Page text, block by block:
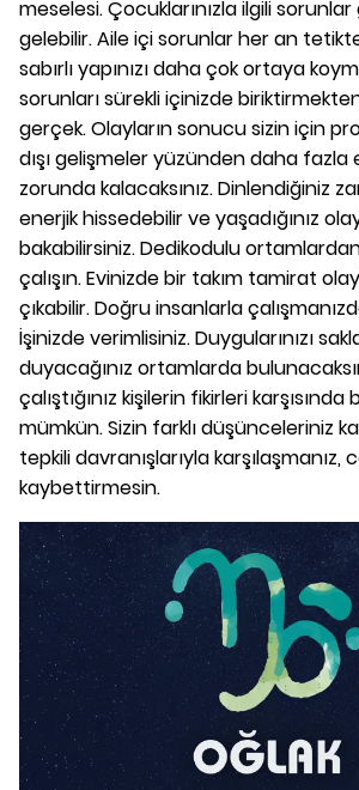
meselesi. Çocuklarınızla ilgili
gelebilir. Aile içi sorunlar her an
sabırlı yapınızı daha çok ortaya
sorunları sürekli içinizde biriktirmekten
gerçek. Olayların sonucu sizin için
dışı gelişmeler yüzünden daha
zorunda kalacaksınız. Dinlendiğiniz
enerjik hissedebilir ve yaşadığınız
bakabilirsiniz. Dedikodulu
çalışın. Evinizde bir takım tamirat
çıkabilir. Doğru insanlarla
İşinizde verimlisiniz. Duygularınızı
duyacağınız ortamlarda
çalıştığınız kişilerin fikirleri
mümkün. Sizin farklı düşünceleriniz
tepkili davranışlarıyla karşılaşmanız,
kaybettirmesin.